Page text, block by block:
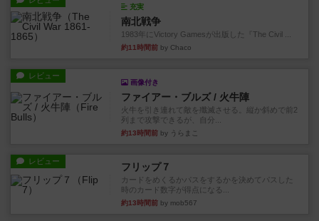
充実
南北戦争
1983年にVictory Gamesが出版した『The Civil ...
約11時間前 by Chaco
レビュー
画像付き
ファイアー・ブルズ / 火牛陣
火牛を引き連れて敵を殲滅させる。縦か斜めで前2
列まで攻撃できるが、自分...
約13時間前 by うらまこ
レビュー フリップ７
カードをめくるかパスをするかを決めてパスした
時のカード数字が得点になる...
約13時間前 by mob567